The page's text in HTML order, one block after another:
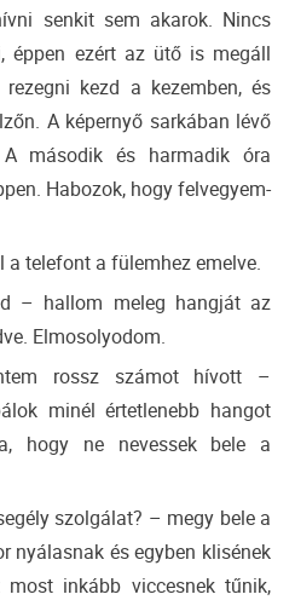
senkit sem akarok. Nincs
éppen ezért az ütő is megáll
kezd a kezemben, és
A képernyő sarkában lévő
második és harmadik óra
Habozok, hogy felvegyem-
telefont a fülemhez emelve.
– hallom meleg hangját az
Elmosolyodom.
rossz számot hívott –
minél értetlenebb hangot
hogy ne nevessek bele a
szolgálat? – megy bele a
nyálasnak és egyben klisének
inkább viccesnek tűnik,